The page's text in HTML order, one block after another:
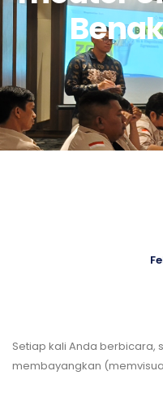
Setiap kali Anda berbicara,
membayangkan